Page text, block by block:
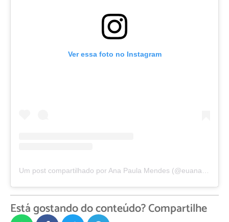
Ver essa foto no Instagram
Está gostando do conteúdo? Compartilhe